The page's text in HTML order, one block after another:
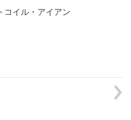
コイル・アイアン